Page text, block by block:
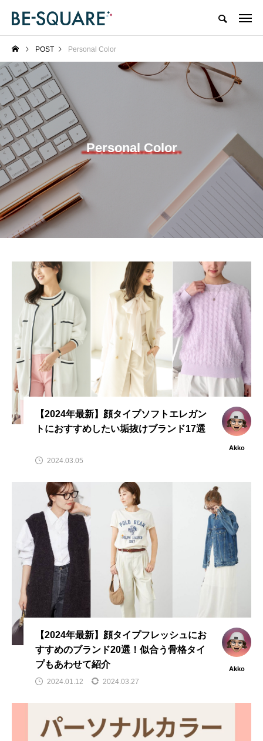
POST Personal Color
Personal Color
【2024年最新】顔タイプソフトエレガン
トにおすすめしたい垢抜けブランド17選
Akko
2024.03.05
【2024年最新】顔タイプフレッシュにお
すすめのブランド20選！似合う骨格タイ
プもあわせて紹介
Akko
2024.01.12 2024.03.27